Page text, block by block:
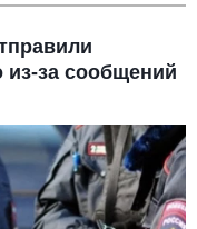
из-за сообщений